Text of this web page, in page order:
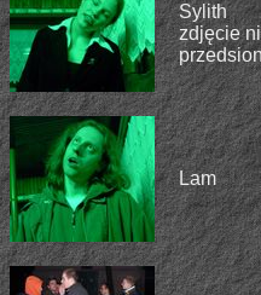
Sylith
zdjęcie
Lam